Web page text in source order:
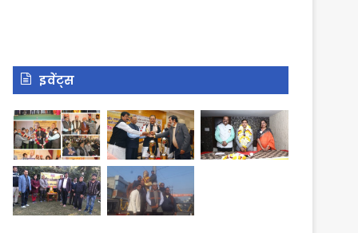
इवेंट्स